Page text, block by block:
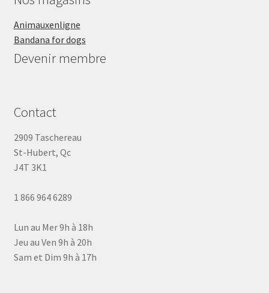
Animauxenligne
Bandana for dogs
Devenir membre
Contact
2909 Taschereau
St-Hubert, Qc
J4T 3K1
1 866 964 6289
Lun au Mer 9h à 18h
Jeu au Ven 9h à 20h
Sam et Dim 9h à 17h